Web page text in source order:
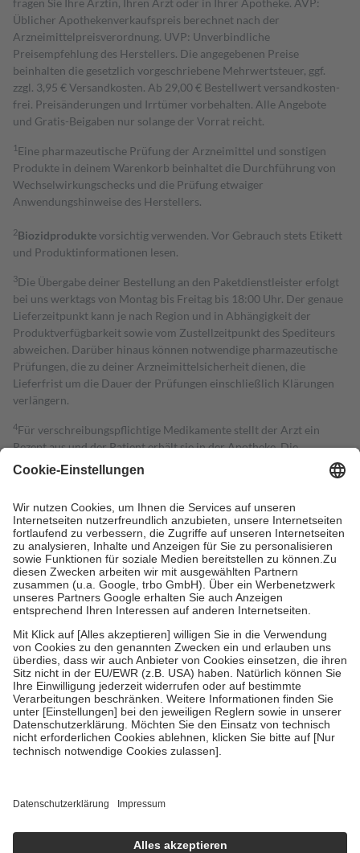
fragen Sie Ihre Ärztin, Ihren Arzt oder in Ihrer Apotheke. AVP:
Üblicher Apothekenverkaufspreis berechnet nach der
Arzneimittelpreisverordnung. UVP: Unverbindliche
Preisempfehlung des Herstellers. Die angegebenen Preise
beinhalten die gesetzlich vorgeschriebene Mehrwertsteuer, ggf.
zzgl. 3,95 € Versandkosten. Ab 29,00 € Bestell­wert versand­kosten­
frei. Preisänderungen und Irrtümer vorbehalten. Alle Angebote
und Gratis-Beigaben nur solange der Vorrat reicht.
1 Eine pharmazeutische Prüfung der Arzneimittel und sonstigen
Produkte in deinem Warenkorb beinhaltet die Durchführung von
Wechselwirkungschecks und die Prüfung etwaiger
Anwendungshinweise des Herstellers.
2Biozidproduktevorsichtig verwenden. Vor Gebrauch stets Etikett
und Produktinformationen lesen.
3Die Übergabe deiner Bestellung an den Paketdienstleister erfolgt
bei uns werktags von Montag bis Freitag bis 18:00 Uhr. Der genaue
Lieferzeitpunkt kann je nach Region und in Abhängigkeit der
Produktverfügbarkeit sowie vom Zustellzeitpunkt des Spediteurs
abweichen. Darüber hinaus können notwendige pharmazeutische
Prüfungen, die zu deiner Arzneimittelsicherheit dienen, die
Lieferfrist um die Dauer der Prüfungen einschließlich Klärungen
verlängern.
4Für verschreibungspflichtige Medikamente stellt der Arzt ein
Rezept aus und der Patient erhält sie in der Apotheke. Die
gesetzliche Krankenversicherung übernimmt in der Regel die
Kosten dafür, der Versicherte trägt einen Teil davon als Zuzahlung
Grundsätzlich leisten Mitglieder Zuzahlungen in Höhe von zehn
Prozent des Abgabepreises,mindestens jedochfünf Euround
höchstens zehn Euro.Es sind jedoch nie mehr als die tatsächlichen
Kosten der Leistung zu entrichten.
Diese Regeln gelten grundsätzlich auch für Online-Apotheken.
Bei Heilmitteln und häuslicher Krankenpflege beträgt die
Zuzahlung zehn Prozent der Kosten sowie zehn Euro je
Verordnung.
Um das Engagement der Versicherten für ihre eigene Gesundheit zu
stärken und die besondere Stellung der Familie zu unterstützen,
fallenkeine Zuzahlungenan bei:
• Kindern und Jugendlichen bis zum vollendeten 18. Lebensjahr
mit Ausnahme der Fahrkosten
• Untersuchungen zur Vorsorge und Früherkennung, die von der
GKV getragen werden
Einholung von Bewertungen. Trusted Shops hat Maßnahmen
getroffen, um sicherzustellen, dass es sich um echte Bewertungen